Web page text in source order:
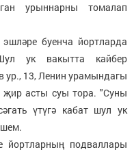
урыннарны томалап
буенча йортларда
ук вакытта кайбер
ур., 13, Ленин урамындагы
җир асты суы тора. "Суны
үтүгә кабат шул ук
подваллары